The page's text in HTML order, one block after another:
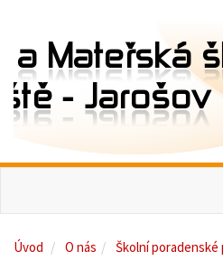
Úvod O nás Školní poradenské